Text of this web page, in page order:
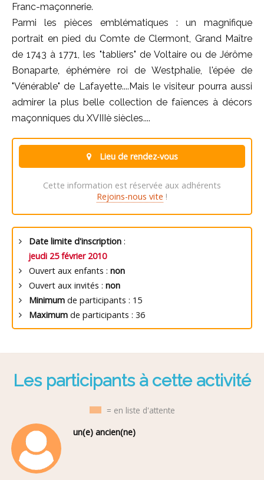
Franc-maçonnerie.
Parmi les pièces emblématiques : un magnifique
portrait en pied du Comte de Clermont, Grand Maître
de 1743 à 1771, les "tabliers" de Voltaire ou de Jérôme
Bonaparte, éphémère roi de Westphalie, l'épée de
"Vénérable" de Lafayette....Mais le visiteur pourra aussi
admirer la plus belle collection de faïences à décors
maçonniques du XVIIIè siècles....
Lieu de rendez-vous
Cette information est réservée aux adhérents
Rejoins-nous vite !
Date limite d'inscription :
jeudi 25 février 2010
Ouvert aux enfants : non
Ouvert aux invités : non
Minimum de participants : 15
Maximum de participants : 36
Les participants à cette activité
= en liste d'attente
un(e) ancien(ne)